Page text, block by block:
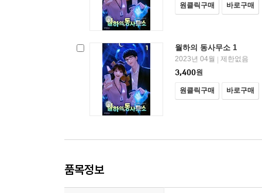
원클릭구매 바로구매
월하의 동사무소 1
2023년 04월 | 제한없음
3,400원
원클릭구매 바로구매
품목정보